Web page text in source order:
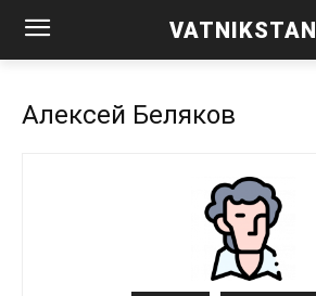
VATNIKSTAN
Алексей Беляков